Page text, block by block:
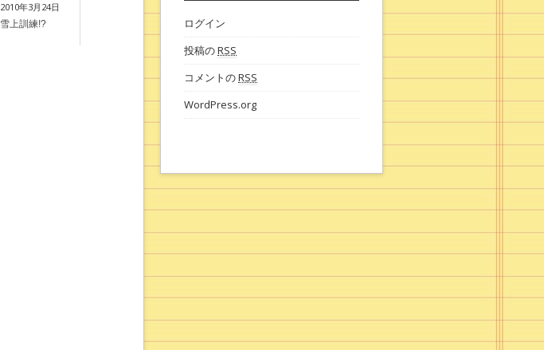
2010年3月24日
雪上訓練!?
ログイン
投稿のRSS
コメントのRSS
WordPress.org